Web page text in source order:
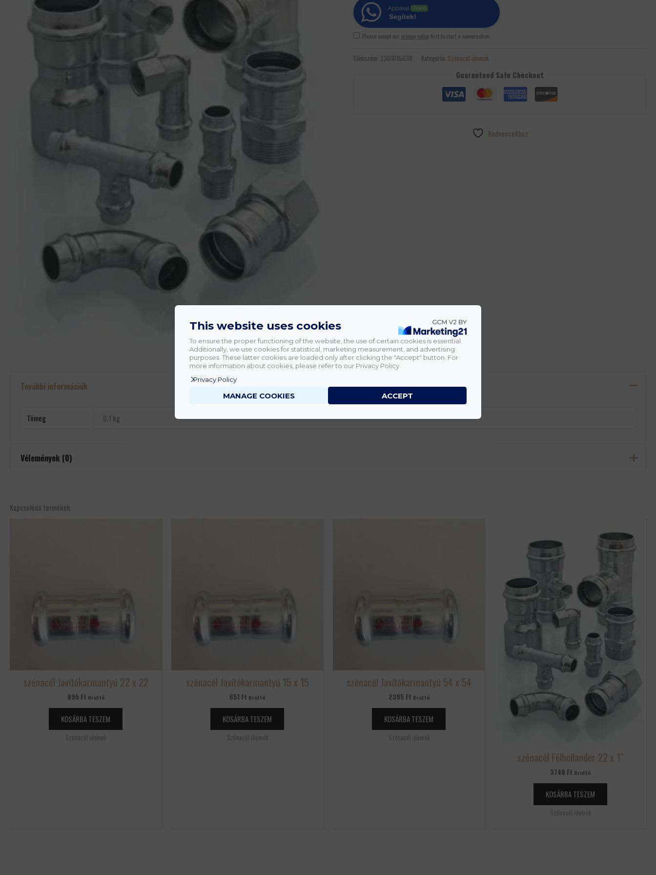
Apparat Online
Segítek!
Please accept our privacy policyfirst to start a conversation.
Cikkszám: 2301015038 Kategória: Szénacél idomok
Guaranteed Safe Checkout
Kedvencekhez
További információk
Tömeg 0,1 kg
Vélemények (0)
Kapcsolódó termékek
szénacél Javítókarmantyú 22 x 22
895 Ft Bruttó
KOSÁRBA TESZEM
Szénacél idomok
szénacél Javítókarmantyú 15 x 15
651 Ft Bruttó
KOSÁRBA TESZEM
Szénacél idomok
szénacél Javítókarmantyú 54 x 54
2395 Ft Bruttó
KOSÁRBA TESZEM
Szénacél idomok
szénacél Félhollander 22 x 1″
3748 Ft Bruttó
KOSÁRBA TESZEM
Szénacél idomok
This website uses cookies
To ensure the proper functioning of the website, the use of certain cookies is essential.
Additionally, we use cookies for statistical, marketing measurement, and advertising
purposes. These latter cookies are loaded only after clicking the "Accept" button. For
more information about cookies, please refer to our Privacy Policy.
Privacy Policy
MANAGE COOKIES ACCEPT